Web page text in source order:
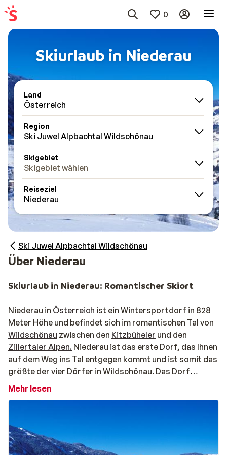
0
Skiurlaub in Niederau
Land
Österreich
Region
Ski Juwel Alpbachtal Wildschönau
Skigebiet
Skigebiet wählen
Reiseziel
Niederau
Ski Juwel Alpbachtal Wildschönau
Über Niederau
Skiurlaub in Niederau: Romantischer Skiort
Niederau in Österreich ist ein Wintersportdorf in 828
Meter Höhe und befindet sich im romantischen Tal von
Wildschönau zwischen den Kitzbüheler und den
Zillertaler Alpen. Niederau ist das erste Dorf, das Ihnen
auf dem Weg ins Tal entgegen kommt und ist somit das
größte der vier Dörfer in Wildschönau. Das Dorf
erkennen Sie an den spitzlaufenden Kirchtürmen der
bekanntester Paraglideschule und regelmäßig sehen
Sie während Ihres Skiurlaubs in Niederau Paraglider
Mehr lesen